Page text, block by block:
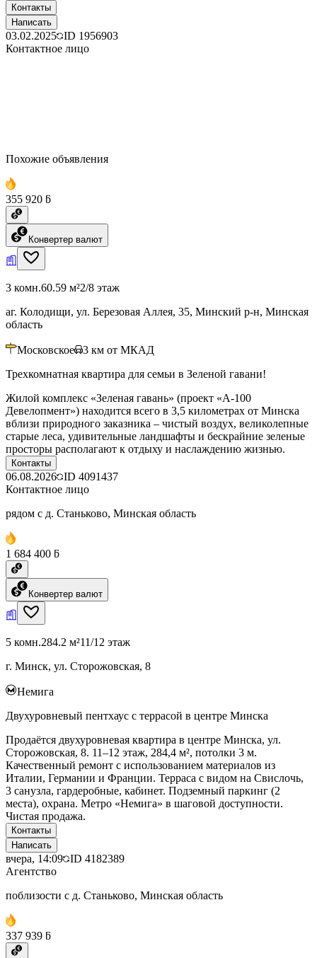
Контакты
Написать
03.02.2025 ID 1956903
Контактное лицо
Похожие объявления
355 920 ƃ
Конвертер валют
3 комн.60.59 м²2/8 этаж
аг. Колодищи, ул. Березовая Аллея, 35, Минский р-н, Минская
область
Московское 3 км от МКАД
Трехкомнатная квартира для семьи в Зеленой гавани!
Жилой комплекс «Зеленая гавань» (проект «А-100
Девелопмент») находится всего в 3,5 километрах от Минска
вблизи природного заказника – чистый воздух, великолепные
старые леса, удивительные ландшафты и бескрайние зеленые
просторы располагают к отдыху и наслаждению жизнью.
Контакты
06.08.2026 ID 4091437
Контактное лицо
рядом с д. Станьково, Минская область
1 684 400 ƃ
Конвертер валют
5 комн.284.2 м²11/12 этаж
г. Минск, ул. Сторожовская, 8
Немига
Двухуровневый пентхаус с террасой в центре Минска
Продаётся двухуровневая квартира в центре Минска, ул.
Сторожовская, 8. 11–12 этаж, 284,4 м², потолки 3 м.
Качественный ремонт с использованием материалов из
Италии, Германии и Франции. Терраса с видом на Свислочь,
3 санузла, гардеробные, кабинет. Подземный паркинг (2
места), охрана. Метро «Немига» в шаговой доступности.
Чистая продажа.
Контакты
Написать
вчера, 14:09 ID 4182389
Агентство
поблизости с д. Станьково, Минская область
337 939 ƃ